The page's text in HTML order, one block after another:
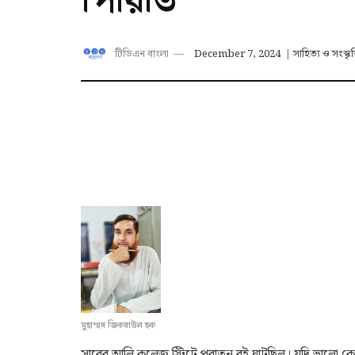
টিডিএন বাংলা December 7, 2024 | সাহিত্য ও
মুহাম্মদ জিকরাউল হক